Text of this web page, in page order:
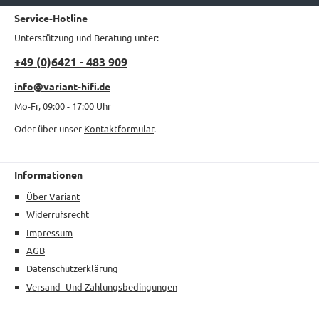
Service-Hotline
Unterstützung und Beratung unter:
+49 (0)6421 - 483 909
info@variant-hifi.de
Mo-Fr, 09:00 - 17:00 Uhr
Oder über unser Kontaktformular.
Informationen
Über Variant
Widerrufsrecht
Impressum
AGB
Datenschutzerklärung
Versand- Und Zahlungsbedingungen